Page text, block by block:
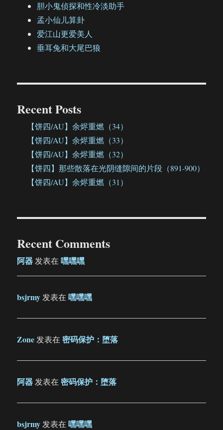
胆小鬼侦探和性冷淡助手
孟小仙儿算卦
爱江山更爱美人
垂耳兔和大尾巴狼
Recent Posts
【饼四/AU】余烬重燃（34）
【饼四/AU】余烬重燃（33）
【饼四/AU】余烬重燃（32）
【饼四】那些散落在光阴缝隙间的片段（891-900）
【饼四/AU】余烬重燃（31）
Recent Comments
阿器发表在嘿嘿嘿
bsjrmy发表在嘿嘿嘿
Zone发表在密码保护：堕落
阿器发表在密码保护：堕落
bsjrmy发表在嘿嘿嘿